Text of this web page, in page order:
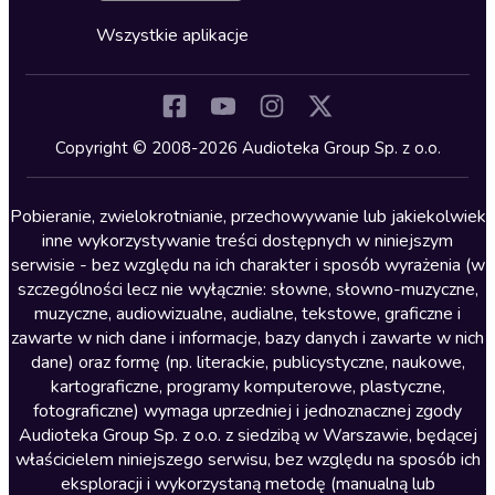
Kryminały
Lektury szkolne
Literatura anglojęzyczna
Literatura faktu
Literatura obyczajowa
Literatura piękna obca
Literatura piękna polska
Nagrania relaksacyjne
Nauka języków
Nauki humanistyczne
Cykle audiobooków
Wszystkie aplikacje
Copyright © 2008-2026 Audioteka Group Sp. z o.o.
Pobieranie, zwielokrotnianie, przechowywanie lub jakiekolwiek
inne wykorzystywanie treści dostępnych w niniejszym
serwisie - bez względu na ich charakter i sposób wyrażenia (w
szczególności lecz nie wyłącznie: słowne, słowno-muzyczne,
muzyczne, audiowizualne, audialne, tekstowe, graficzne i
zawarte w nich dane i informacje, bazy danych i zawarte w nich
dane) oraz formę (np. literackie, publicystyczne, naukowe,
kartograficzne, programy komputerowe, plastyczne,
fotograficzne) wymaga uprzedniej i jednoznacznej zgody
Audioteka Group Sp. z o.o. z siedzibą w Warszawie, będącej
właścicielem niniejszego serwisu, bez względu na sposób ich
eksploracji i wykorzystaną metodę (manualną lub